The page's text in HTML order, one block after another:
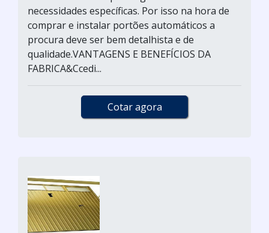
necessidades específicas. Por isso na hora de
comprar e instalar portões automáticos a
procura deve ser bem detalhista e de
qualidade.VANTAGENS E BENEFÍCIOS DA
FABRICA&Ccedi...
Cotar agora